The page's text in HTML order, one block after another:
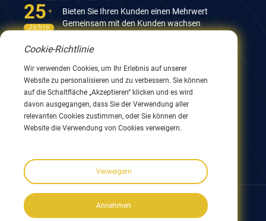
25 +
Jahre
Bieten Sie Ihren Kunden einen Mehrwert
Gemeinsam mit den Kunden wachsen
Kontaktieren Sie uns
12. Gebäude, Nr. 9 Xingyang Road, Wuxi 214082,
0086 510 8580 8562
0086 152 5144 1199
Folgen Sie uns:
Cookie-Richtlinie
Wir verwenden Cookies, um Ihr Erlebnis auf unserer
Website zu personalisieren und zu verbessern. Sie können
auf die Schaltfläche „Akzeptieren“ klicken und es wird
davon ausgegangen, dass Sie der Verwendung aller
relevanten Cookies zustimmen, oder Sie können der
Website die Verwendung von Cookies verweigern.
Verweigern
Annehmen